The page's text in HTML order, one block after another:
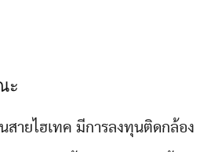
ะ
สายไฮเทค มีการลงทุนติดกล้อง